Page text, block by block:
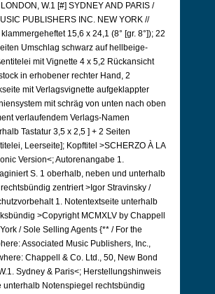
W.1 [#] SYDNEY AND PARIS /
PUBLISHERS INC. NEW YORK //
15,6 x 24,1 (8° [gr. 8°]); 22
Umschlag schwarz auf hellbeige-
mit Vignette 4 x 5,2 Rückansicht
in erhobener rechter Hand, 2
mit Verlagsvignette aufgeklappter
mit schräg von unten nach oben
verlaufendem Verlags-Namen
Tastatur 3,5 x 2,5 ] + 2 Seiten
Leerseite]; Kopftitel >SCHERZO À LA
Version<; Autorenangabe 1.
S. 1 oberhalb, neben und unterhalb
zentriert >Igor Stravinsky /
1. Notentextseite unterhalb
>Copyright MCMXLV by Chappell
/ Sole Selling Agents {** / For the
Associated Music Publishers, Inc.,
Chappell & Co. Ltd., 50, New Bond
Sydney & Paris<; Herstellungshinweis
unterhalb Notenspiegel rechtsbündig